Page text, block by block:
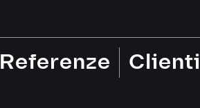
Referenze Clienti